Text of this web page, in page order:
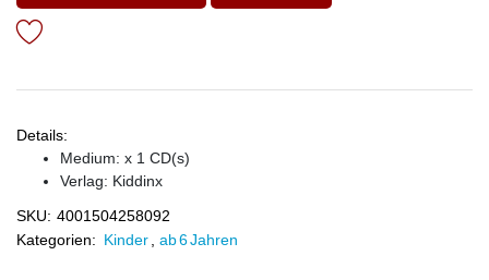
Details:
Medium: x 1 CD(s)
Verlag: Kiddinx
SKU: 4001504258092
Kategorien: Kinder ab 6 Jahren